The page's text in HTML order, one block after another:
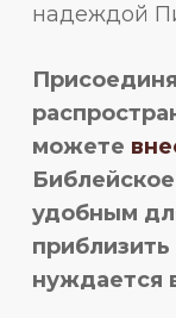
надеждой
можете
удобным
нуждается